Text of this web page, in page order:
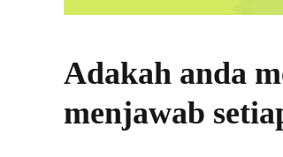
Adakah anda
menjawab